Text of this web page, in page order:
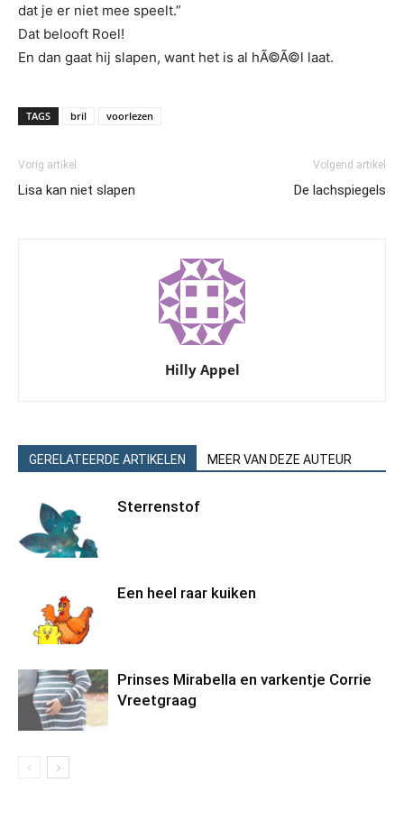
dat je er niet mee speelt.”
Dat belooft Roel!
En dan gaat hij slapen, want het is al hÃ©Ã©l laat.
TAGS bril voorlezen
Vorig artikel
Lisa kan niet slapen
Volgend artikel
De lachspiegels
Hilly Appel
GERELATEERDE ARTIKELEN MEER VAN DEZE AUTEUR
Sterrenstof
Een heel raar kuiken
Prinses Mirabella en varkentje Corrie
Vreetgraag